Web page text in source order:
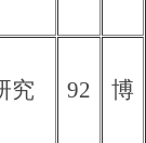
究 92 博